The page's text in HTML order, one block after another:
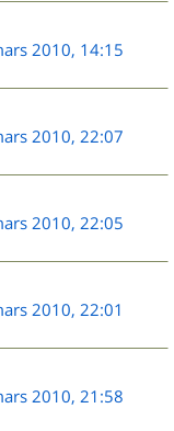
2010, 14:15
2010, 22:07
2010, 22:05
2010, 22:01
2010, 21:58